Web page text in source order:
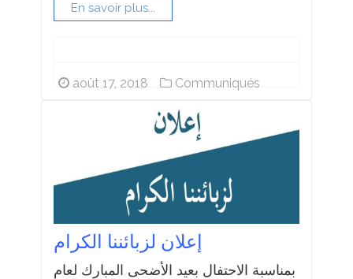
En savoir plus...
août 17, 2018 Communiqués
إعلان لزبائننا الكرام
بمناسبة الاحتفال بعيد الأضحى المبارك لعام